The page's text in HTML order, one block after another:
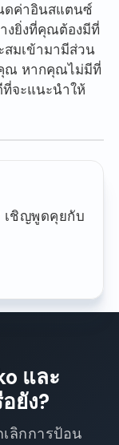
ดค่าอินสแตนซ์
งยิ่งที่คุณต้องมีที่
มเข้ามามีส่วน
คุณ หากคุณไม่มีที่
จะแนะนำให้
เชิญพูดคุยกับ
และ
ยัง?
ลิกการป้อน